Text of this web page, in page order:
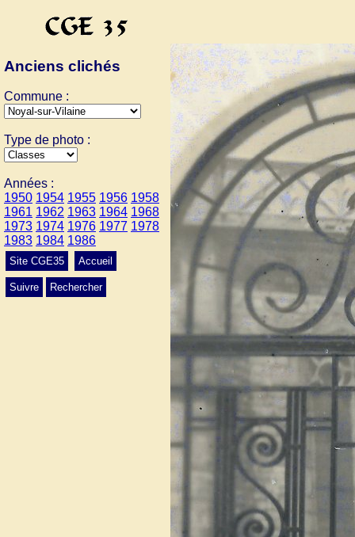
Anciens clichés
Commune :
Type de photo :
Années :
1950 1954 1955 1956 1958
1961 1962 1963 1964 1968
1973 1974 1976 1977 1978
1983 1984 1986
Site CGE35 Accueil
Suivre Rechercher